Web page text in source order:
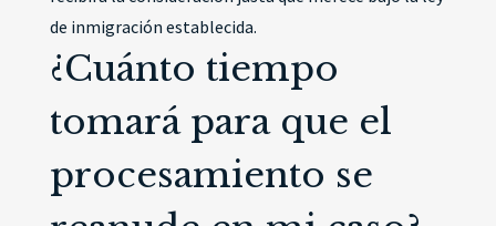
de inmigración establecida.
¿Cuánto tiempo
tomará para que el
procesamiento se